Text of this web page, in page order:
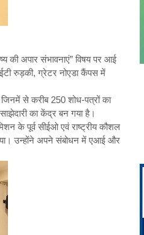
की अपार संभावनाएं” विषय पर आई
रुड़की, ग्रेटर नोएडा कैंपस में
से करीब 250 शोध-पत्रों का
का केंद्र बन गया है।
के पूर्व सीईओ एवं राष्ट्रीय कौशल
उन्होंने अपने संबोधन में एआई और